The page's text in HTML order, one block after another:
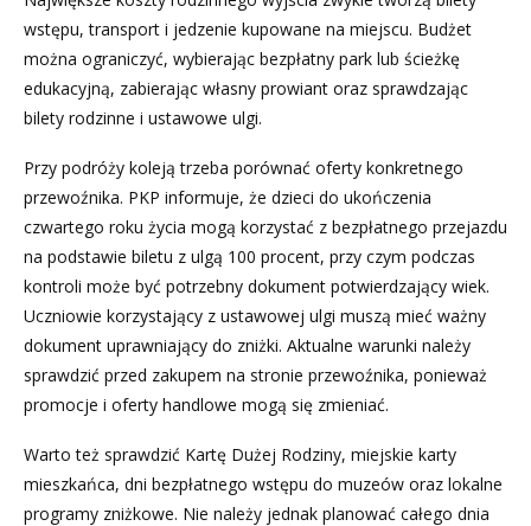
wstępu, transport i jedzenie kupowane na miejscu. Budżet
można ograniczyć, wybierając bezpłatny park lub ścieżkę
edukacyjną, zabierając własny prowiant oraz sprawdzając
bilety rodzinne i ustawowe ulgi.
Przy podróży koleją trzeba porównać oferty konkretnego
przewoźnika. PKP informuje, że dzieci do ukończenia
czwartego roku życia mogą korzystać z bezpłatnego przejazdu
na podstawie biletu z ulgą 100 procent, przy czym podczas
kontroli może być potrzebny dokument potwierdzający wiek.
Uczniowie korzystający z ustawowej ulgi muszą mieć ważny
dokument uprawniający do zniżki. Aktualne warunki należy
sprawdzić przed zakupem na stronie przewoźnika, ponieważ
promocje i oferty handlowe mogą się zmieniać.
Warto też sprawdzić Kartę Dużej Rodziny, miejskie karty
mieszkańca, dni bezpłatnego wstępu do muzeów oraz lokalne
programy zniżkowe. Nie należy jednak planować całego dnia